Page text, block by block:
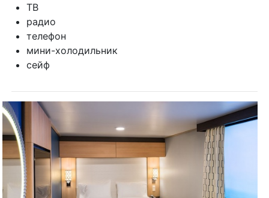
ТВ
радио
телефон
мини-холодильник
сейф